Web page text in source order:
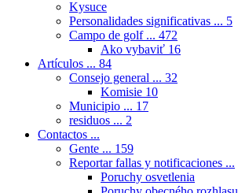
Kysuce
Personalidades significativas ... 5
Campo de golf ... 472
Ako vybaviť 16
Artículos ... 84
Consejo general ... 32
Komisie 10
Municipio ... 17
residuos ... 2
Contactos ...
Gente ... 159
Reportar fallas y notificaciones ...
Poruchy osvetlenia